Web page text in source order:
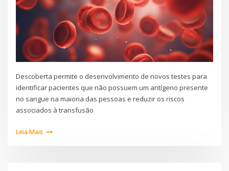
Descoberta permite o desenvolvimento de novos testes para
identificar pacientes que não possuem um antígeno presente
no sangue na maioria das pessoas e reduzir os riscos
associados à transfusão
Leia Mais